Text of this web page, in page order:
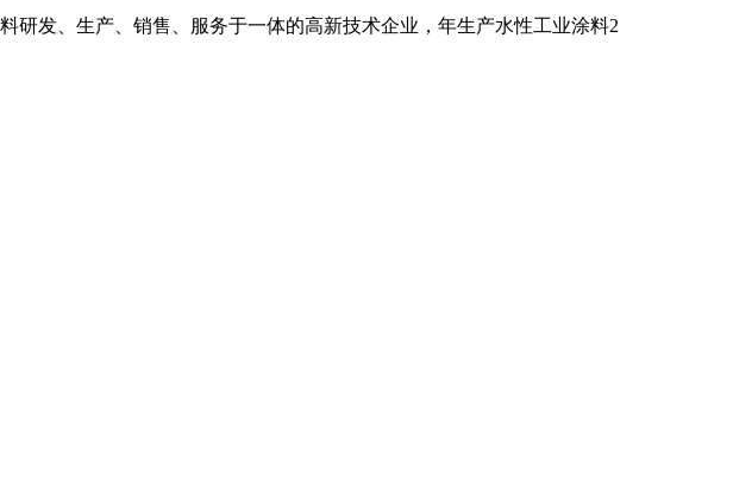
研发、生产、销售、服务于一体的高新技术企业，年生产水性工业涂料2